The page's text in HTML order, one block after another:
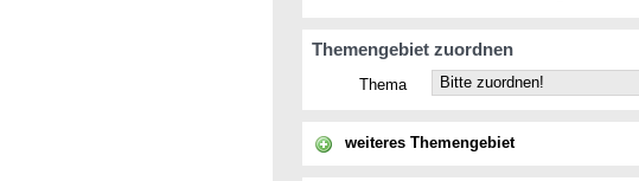
Themengebiet zuordnen
Thema
weiteres Themengebiet